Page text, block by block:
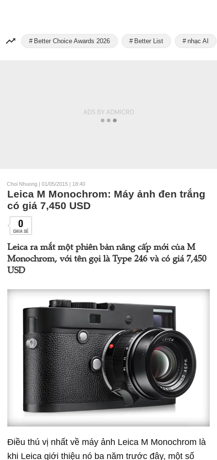
Better Choice Awards 2026 Better List nhạc AI
Choi Nhuong | 01/05/2015 | 18:40
Leica M Monochrom: Máy ảnh đen trắng
có giá 7,450 USD
0
CHIA SẺ
Leica ra mắt một phiên bản nâng cấp mới của M
Monochrom, với tên gọi là Type 246 và có giá 7,450
USD
Điều thú vị nhất về máy ảnh Leica M Monochrom là
khi Leica giới thiệu nó ba năm trước đây, một số